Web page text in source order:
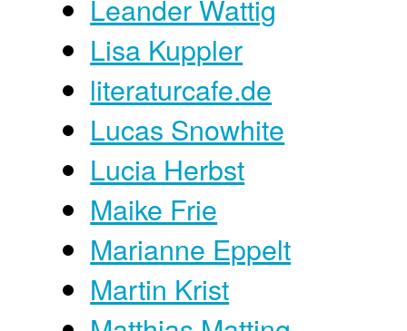
Leander Wattig
Lisa Kuppler
literaturcafe.de
Lucas Snowhite
Lucia Herbst
Maike Frie
Marianne Eppelt
Martin Krist